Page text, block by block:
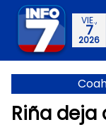
VIE.,
7
2026
Riña deja